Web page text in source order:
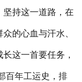
持这一道路，在
的心血与汗水、
这一首要任务，
百年工运史，排